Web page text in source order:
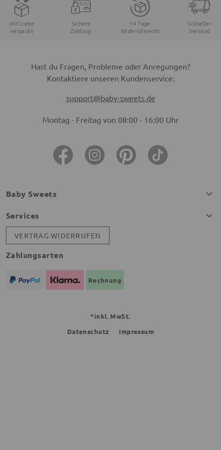
Mit Liebe
verpackt
Sichere
Zahlung
14 Tage
Widerrufsrecht
Schneller
Versand
Hast du Fragen, Probleme oder Anregungen?
Kontaktiere unseren Kundenservice:
support@baby-sweets.de
Montag - Freitag von 08:00 - 16:00 Uhr
Baby Sweets
Services
VERTRAG WIDERRUFEN
Zahlungsarten
Rechnung
*inkl. MwSt.
Datenschutz
Impressum